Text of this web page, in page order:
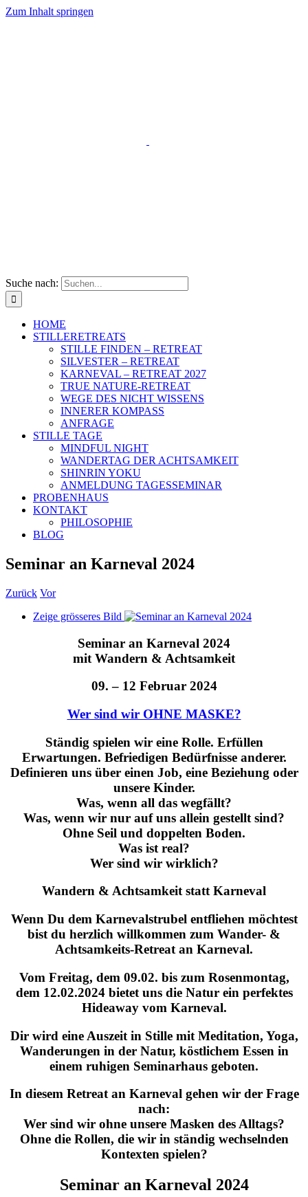
Zum Inhalt springen
Suche nach:
HOME
STILLERETREATS
STILLE FINDEN – RETREAT
SILVESTER – RETREAT
KARNEVAL – RETREAT 2027
TRUE NATURE-RETREAT
WEGE DES NICHT WISSENS
INNERER KOMPASS
ANFRAGE
STILLE TAGE
MINDFUL NIGHT
WANDERTAG DER ACHTSAMKEIT
SHINRIN YOKU
ANMELDUNG TAGESSEMINAR
PROBENHAUS
KONTAKT
PHILOSOPHIE
BLOG
Seminar an Karneval 2024
Zurück Vor
Zeige grösseres Bild
Seminar an Karneval 2024
mit Wandern & Achtsamkeit
09. – 12 Februar 2024
Wer sind wir OHNE MASKE?
Ständig spielen wir eine Rolle. Erfüllen
Erwartungen. Befriedigen Bedürfnisse anderer.
Definieren uns über einen Job, eine Beziehung oder
unsere Kinder.
Was, wenn all das wegfällt?
Was, wenn wir nur auf uns allein gestellt sind?
Ohne Seil und doppelten Boden.
Was ist real?
Wer sind wir wirklich?
Wandern & Achtsamkeit statt Karneval
Wenn Du dem Karnevalstrubel entfliehen möchtest
bist du herzlich willkommen zum Wander- &
Achtsamkeits-Retreat an Karneval.
Vom Freitag, dem 09.02. bis zum Rosenmontag,
dem 12.02.2024 bietet uns die Natur ein perfektes
Hideaway vom Karneval.
Dir wird eine Auszeit in Stille mit Meditation, Yoga,
Wanderungen in der Natur, köstlichem Essen in
einem ruhigen Seminarhaus geboten.
In diesem Retreat an Karneval gehen wir der Frage
nach:
Wer sind wir ohne unsere Masken des Alltags?
Ohne die Rollen, die wir in ständig wechselnden
Kontexten spielen?
Seminar an Karneval 2024